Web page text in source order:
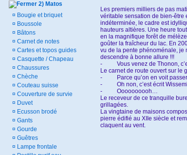
2) Matos
¤ Bougie et briquet
¤ Boussole
¤ Bâtons
¤ Carnet de notes
¤ Cartes et topos guides
¤ Casquette / Chapeau
¤ Chaussures
¤ Chèche
¤ Couteau suisse
¤ Couverture de survie
¤ Duvet
¤ Ecusson brodé
¤ Gants
¤ Gourde
¤ Guêtres
¤ Lampe frontale
Les premiers milliers de pas
véritable sensation de bien-être
indéterminée, le cadre est
hauteurs altières. Une heure
en la magnifique forêt de
goûter la fraîcheur du lac. En
vu de la pente phénoménale, je
descendre à bonne allure !!!
-
Vous venez de Thonon,
Le carnet de route ouvert sur le
-
Parce qu’on en voit
-
Oh non, c’est écrit
-
Oooooooooh…
Le receveur de ce tranquille
grillagées.
La vingtaine de maisons
pierre édifié au XIIe siècle et
claquent au vent.